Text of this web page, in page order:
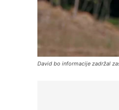
David bo informacije zadržal